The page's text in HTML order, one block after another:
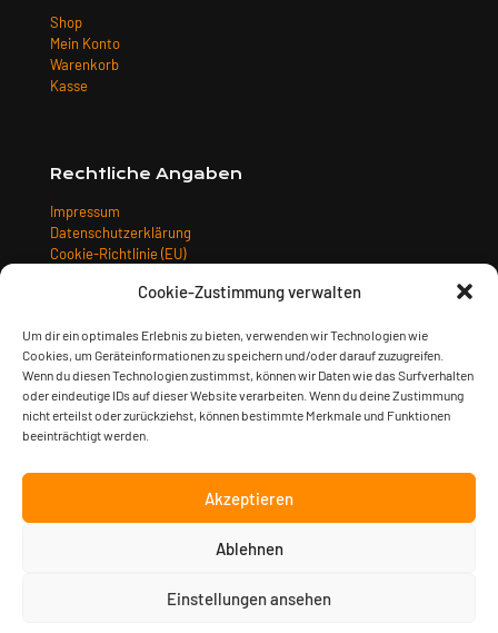
Cookie-Zustimmung verwalten
Um dir ein optimales Erlebnis zu bieten, verwenden wir Technologien wie
Cookies, um Geräteinformationen zu speichern und/oder darauf zuzugreifen.
Wenn du diesen Technologien zustimmst, können wir Daten wie das Surfverhalten
oder eindeutige IDs auf dieser Website verarbeiten. Wenn du deine Zustimmung
nicht erteilst oder zurückziehst, können bestimmte Merkmale und Funktionen
beeinträchtigt werden.
Akzeptieren
Ablehnen
Einstellungen ansehen
Shop
Mein Konto
Warenkorb
Kasse
Rechtliche Angaben
Impressum
Datenschutzerklärung
Cookie-Richtlinie (EU)
Widerrufsbelehrung
Zahlungsarten
© 2023 Sturm & Klang Musikverlag GmbH | gestaltet von
MwSt.